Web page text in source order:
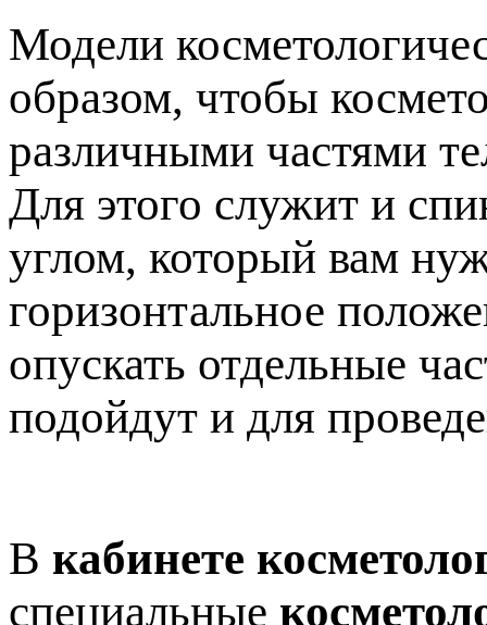
Модели
образом, чтобы
различными частями
Для этого служит и
углом, который вам
горизонтальное
опускать отдельные
подойдут и для
В кабинете
специальные